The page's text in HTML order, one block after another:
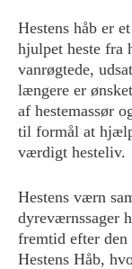
Hestens håb er
hjulpet heste fra
vanrøgtede,
længere er
af hestemassør
til formål at
værdigt hesteliv.
Hestens værn
dyreværnssager
fremtid efter
Hestens Håb,